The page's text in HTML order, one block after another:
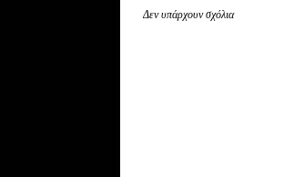
Δεν υπάρχουν σχόλια